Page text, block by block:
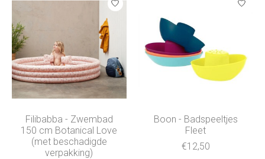
Filibabba - Zwembad
150 cm Botanical Love
(met beschadigde
verpakking)
Boon - Badspeeltjes
Fleet
€12,50